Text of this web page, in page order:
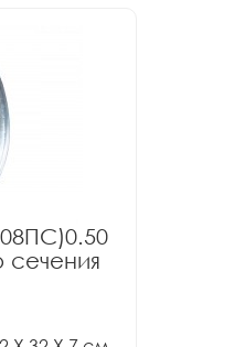
сечения